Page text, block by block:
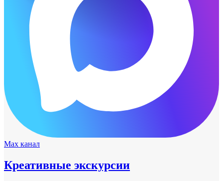
Max канал
Креативные экскурсии